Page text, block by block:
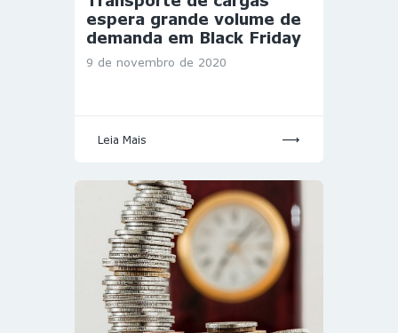
espera grande volume de
demanda em Black Friday
9 de novembro de 2020
Leia Mais